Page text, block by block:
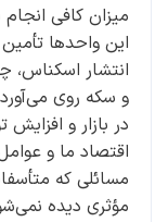
میزان کافی
این واحدها
انتشار اسکناس،
و سکه روی
در بازار و
اقتصاد ما و
مسائلی که
مؤثری دیده